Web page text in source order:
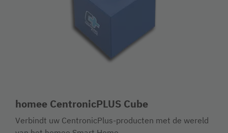
homee CentronicPLUS Cube
Verbindt uw CentronicPlus-producten met de wereld